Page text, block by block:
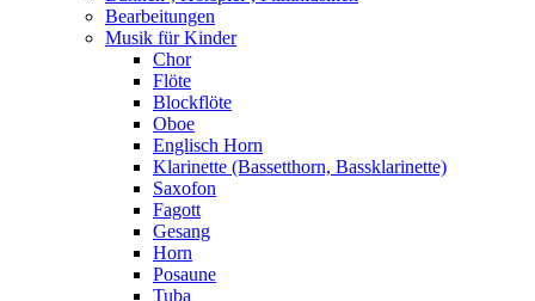
Bearbeitungen
Musik für Kinder
Chor
Flöte
Blockflöte
Oboe
Englisch Horn
Klarinette (Bassetthorn, Bassklarinette)
Saxofon
Fagott
Gesang
Horn
Posaune
Tuba